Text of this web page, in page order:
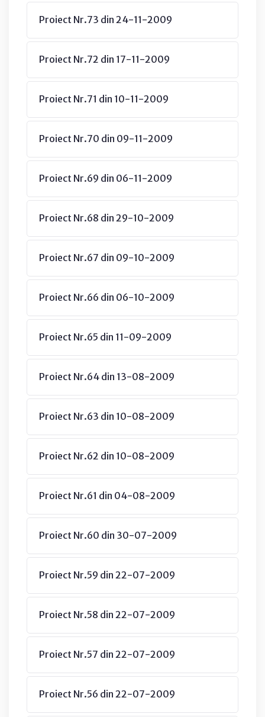
Proiect Nr.73 din 24-11-2009
Proiect Nr.72 din 17-11-2009
Proiect Nr.71 din 10-11-2009
Proiect Nr.70 din 09-11-2009
Proiect Nr.69 din 06-11-2009
Proiect Nr.68 din 29-10-2009
Proiect Nr.67 din 09-10-2009
Proiect Nr.66 din 06-10-2009
Proiect Nr.65 din 11-09-2009
Proiect Nr.64 din 13-08-2009
Proiect Nr.63 din 10-08-2009
Proiect Nr.62 din 10-08-2009
Proiect Nr.61 din 04-08-2009
Proiect Nr.60 din 30-07-2009
Proiect Nr.59 din 22-07-2009
Proiect Nr.58 din 22-07-2009
Proiect Nr.57 din 22-07-2009
Proiect Nr.56 din 22-07-2009